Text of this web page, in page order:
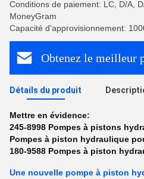
Conditions de paiement: LC, D/A,
MoneyGram
Capacité d'approvisionnement:
Obtenez le meilleur
Détails du produit
Mettre en évidence:
245-8998 Pompes à pistons
Pompes à piston hydraulique
180-9588 Pompes à piston
Une nouvelle pompe à piston